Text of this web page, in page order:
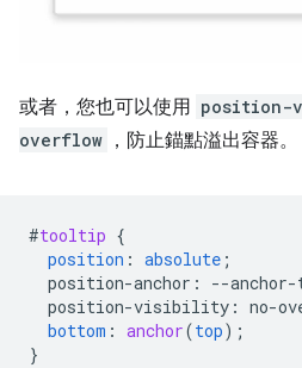
或者，您也可以使用
overflow ，防止錨點溢出容器。
#tooltip {
position : absolute ;
position-anchor : --
position-visibility : no-
bottom : anchor(top);
}